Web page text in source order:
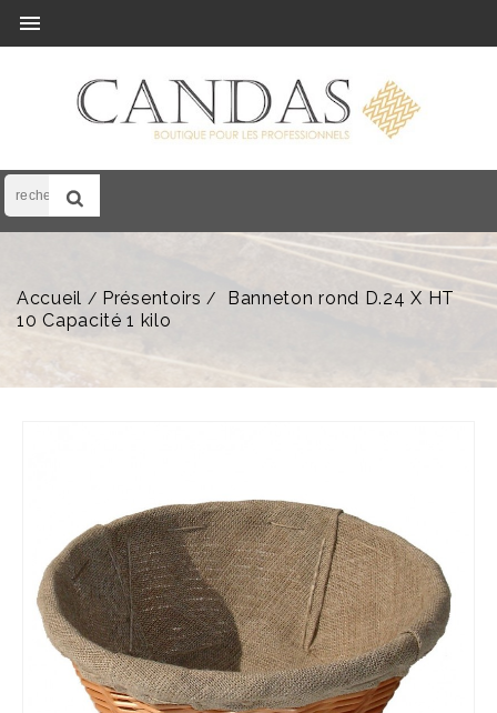

Accueil Présentoirs
Banneton rond D.24 X HT
10 Capacité 1 kilo